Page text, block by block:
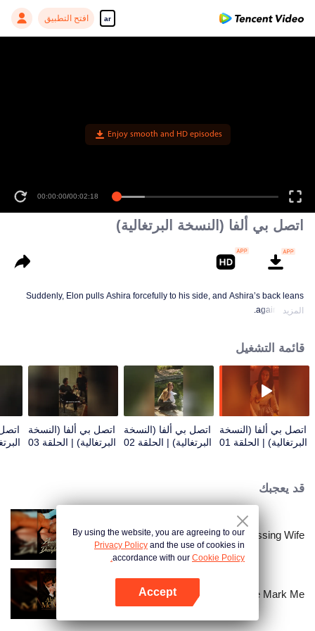
ar افتح التطبيق
Enjoy smooth and HD episodes
00:00:00/00:02:18
اتصل بي ألفا (النسخة البرتغالية)
Suddenly, Elon pulls Ashira forcefully to his side, and Ashira’s back leans
against Elon.
المزيد
قائمة التشغيل
اتصل بي ألفا (النسخة
البرتغالية) | الحلقة 01
اتصل بي ألفا (النسخة
البرتغالية) | الحلقة 02
اتصل بي ألفا (النسخة
البرتغالية) | الحلقة 03
قد يعجبك
Bound to My Missing Wife
Alpha, Please Mark Me
By using the website, you are agreeing to our
Privacy Policy and the use of cookies in
accordance with our Cookie Policy.
Accept